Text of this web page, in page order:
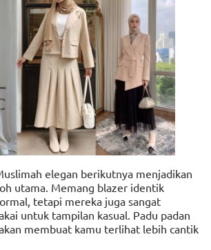
elegan berikutnya menjadikan
utama. Memang blazer identik
tetapi mereka juga sangat
untuk tampilan kasual. Padu padan
membuat kamu terlihat lebih cantik